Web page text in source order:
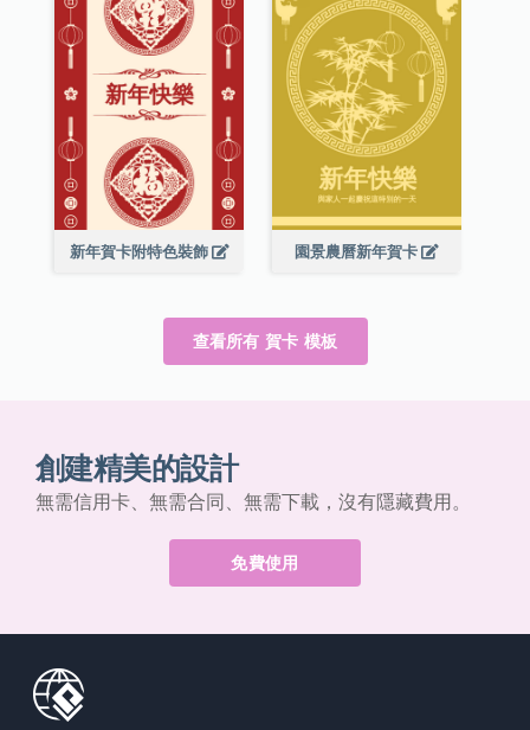
新年賀卡附特色裝飾 園景農曆新年賀卡
查看所有 賀卡 模板
創建精美的設計
無需信用卡、無需合同、無需下載，沒有隱藏費用。
免費使用